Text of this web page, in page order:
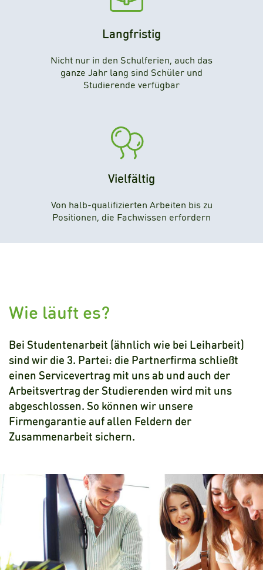
Langfristig
Nicht nur in den Schulferien, auch das
ganze Jahr lang sind Schüler und
Studierende verfügbar
Vielfältig
Von halb-qualifizierten Arbeiten bis zu
Positionen, die Fachwissen erfordern
Wie läuft es?
Bei Studentenarbeit (ähnlich wie bei Leiharbeit)
sind wir die 3. Partei: die Partnerfirma schließt
einen Servicevertrag mit uns ab und auch der
Arbeitsvertrag der Studierenden wird mit uns
abgeschlossen. So können wir unsere
Firmengarantie auf allen Feldern der
Zusammenarbeit sichern.